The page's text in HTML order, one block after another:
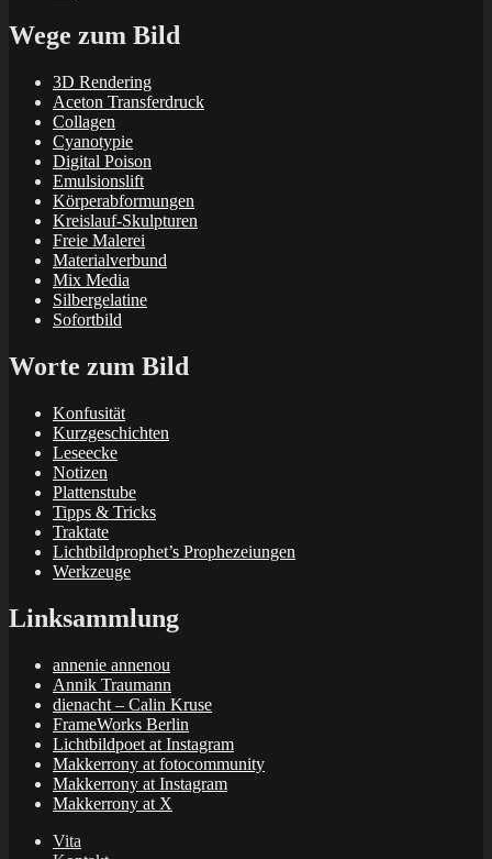
Wege zum Bild
3D Rendering
Aceton Transferdruck
Collagen
Cyanotypie
Digital Poison
Emulsionslift
Körperabformungen
Kreislauf-Skulpturen
Freie Malerei
Materialverbund
Mix Media
Silbergelatine
Sofortbild
Worte zum Bild
Konfusität
Kurzgeschichten
Leseecke
Notizen
Plattenstube
Tipps & Tricks
Traktate
Lichtbildprophet’s Prophezeiungen
Werkzeuge
Linksammlung
annenie annenou
Annik Traumann
dienacht – Calin Kruse
FrameWorks Berlin
Lichtbildpoet at Instagram
Makkerrony at fotocommunity
Makkerrony at Instagram
Makkerrony at X
Vita